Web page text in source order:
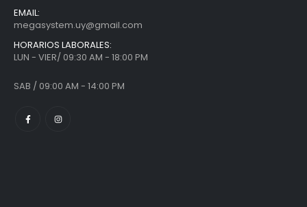
EMAIL:
megasystem.uy@gmail.com
HORARIOS LABORALES:
LUN - VIER/ 09:30 AM - 18:00 PM
SAB / 09:00 AM - 14:00 PM